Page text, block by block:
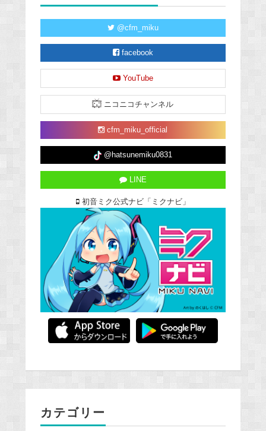
@cfm_miku
facebook
YouTube
ニコニコチャンネル
cfm_miku_official
@hatsunemiku0831
LINE
初音ミク公式ナビ「ミクナビ」
カテゴリー